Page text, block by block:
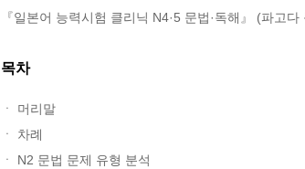
『일본어 능력시험 클리닉 N4·5 문법·독해』 (파고다
목차
ㆍ 머리말
ㆍ 차례
ㆍ N2 문법 문제 유형 분석